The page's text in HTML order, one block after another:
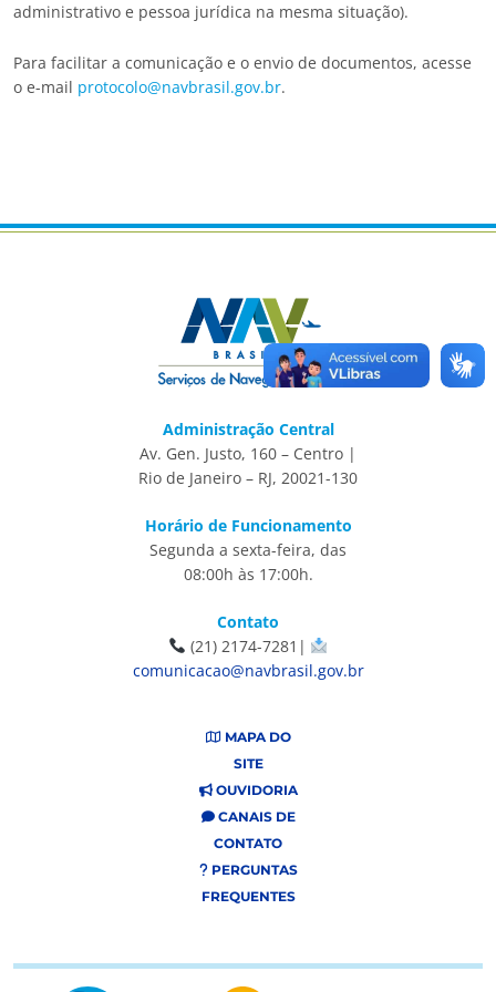
administrativo e pessoa jurídica na mesma situação).
Para facilitar a comunicação e o envio de documentos, acesse
o e-mail protocolo@navbrasil.gov.br.
Administração Central
Av. Gen. Justo, 160 – Centro |
Rio de Janeiro – RJ, 20021-130
Horário de Funcionamento
Segunda a sexta-feira, das
08:00h às 17:00h.
Contato
(21) 2174-7281|
comunicacao@navbrasil.gov.br
MAPA DO
SITE
OUVIDORIA
CANAIS DE
CONTATO
PERGUNTAS
FREQUENTES